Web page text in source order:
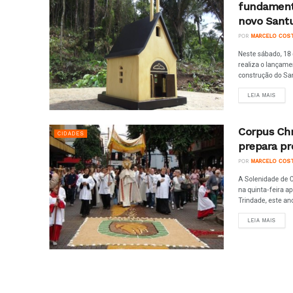
novo
POR MARCELO
Neste sábado,
realiza o
construção do
LEIA MAIS
CIDADES
Corpus
prepara
POR MARCELO
A Solenidade de
na quinta-feira
Trindade, este
LEIA MAIS